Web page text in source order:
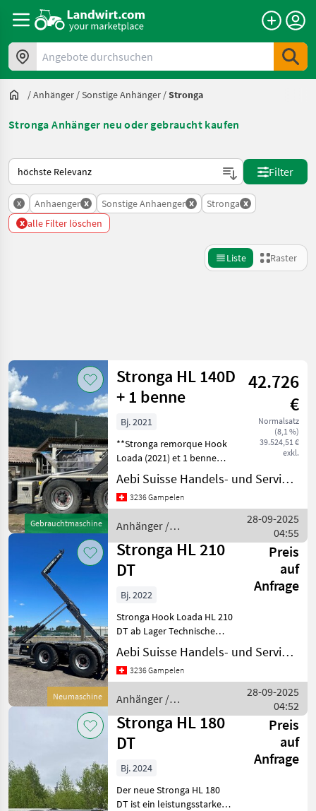
Angebote durchsuchen
/Anhänger /Sonstige Anhänger /Stronga
Stronga Anhänger neu oder gebraucht kaufen
So wird auf Landwirt.com sortiert
Filter
x Anhaenger x Sonstige Anhaenger x Stronga x
x alle Filter löschen
Liste Raster
Kategorie 4 Land Filter
AKTUELLER
PFAD
Landtechnik
Anhaenger
Sonstige
Anhaenger
KATEGORIE
WÄHLEN
Stronga
Fliegl
Möslein
Ifor Williams
Alle 38
anzeigen
Zurücksetzen
3
Ergebnisse
anzeigen
Gebrauchtmaschine
Stronga HL 140D
+ 1 benne
42.726
€
Normalsatz
(8,1 %)
39.524,51 €
exkl.
Bj. 2021
**Stronga remorque Hook
Loada (2021) et 1 benne
(2010)** **Equipement
standard** – axe BPW avec
freins 406 × 120 mm,
mm – freins pneuma
Aebi Suisse Handels- und Serviceorganisation SA
3236 Gampelen
Anhänger /
Stronga
28-09-2025
04:55
Neumaschine
Stronga HL 210
DT
Preis
auf
Anfrage
Bj. 2022
Stronga Hook Loada HL 210
DT ab Lager Technische
Daten: - Anhängung: DIN 30
722 (Hakenhöhe - 1570 mm)
- Haken Typ: Teleskop -
kg, 40
Aebi Suisse Handels- und Serviceorganisation SA
3236 Gampelen
Anhänger /
Stronga
28-09-2025
04:52
Stronga HL 180
DT
Preis
auf
Anfrage
Bj. 2024
Der neue Stronga HL 180
DT ist ein leistungsstarker